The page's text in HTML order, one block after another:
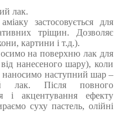
лак.
застосовується для
тріщин. Дозволяє
картини і т.д.).
на поверхню лак для
нанесеного шару), коли
наносимо наступний шар –
лак. Після повного
і акцентування ефекту
суху пастель, олійні